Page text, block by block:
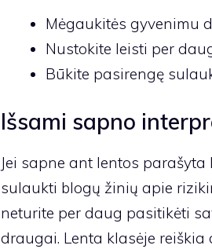
Mėgaukitės gyvenimu
Nustokite leisti per
Būkite pasirengę
Išsami sapno
Jei sapne ant lentos
sulaukti blogų žinių apie
neturite per daug pasitikėti
draugai. Lenta klasėje